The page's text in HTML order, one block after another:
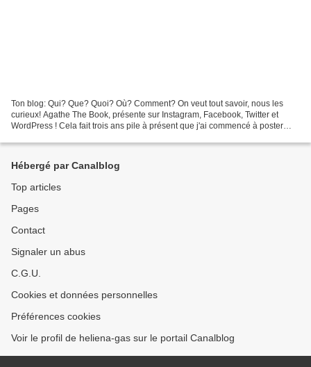
Ton blog: Qui? Que? Quoi? Où? Comment? On veut tout savoir, nous les
curieux! Agathe The Book, présente sur Instagram, Facebook, Twitter et
WordPress ! Cela fait trois ans pile à présent que j'ai commencé à poster
Hébergé par Canalblog
Top articles
Pages
Contact
Signaler un abus
C.G.U.
Cookies et données personnelles
Préférences cookies
Voir le profil de heliena-gas sur le portail Canalblog